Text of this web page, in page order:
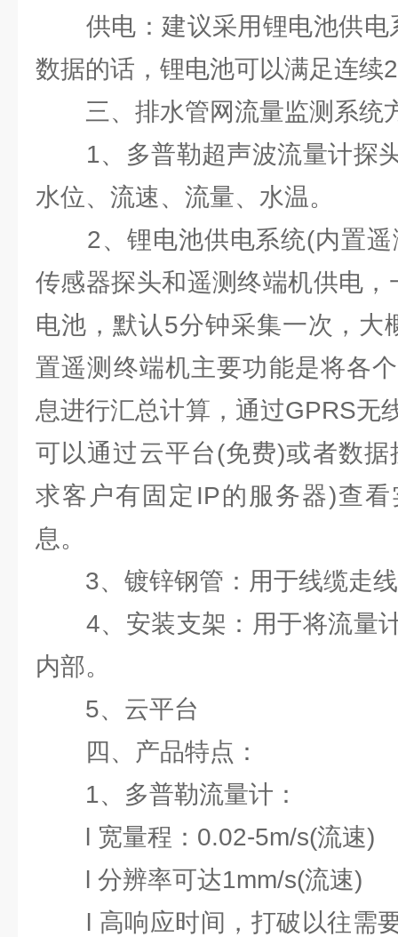
供电：建议采用锂电池供电
数据的话，锂电池可以满足连续
三、排水管网流量监测系统
1、多普勒超声波流量计探
水位、流速、流量、水温。
2、锂电池供电系统(内置遥
传感器探头和遥测终端机供电
电池，默认5分钟采集一次，大
置遥测终端机主要功能是将各
息进行汇总计算，通过GPRS无
可以通过云平台(免费)或者数
求客户有固定IP的服务器)查
息。
3、镀锌钢管：用于线缆走
4、安装支架：用于将流量
内部。
5、云平台
四、产品特点：
1、多普勒流量计：
l 宽量程：0.02-5m/s(流速)
l 分辨率可达1mm/s(流速)
l 高响应时间，打破以往需